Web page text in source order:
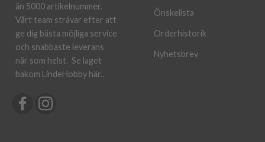
än 5000 artikelnummer.
Vårt team strävar efter att
ge dig bästa möjliga service
och snabbaste leverans
när som helst. Se laget
bakom LindeHobby här..
Önskelista
Orderhistorik
Nyhetsbrev